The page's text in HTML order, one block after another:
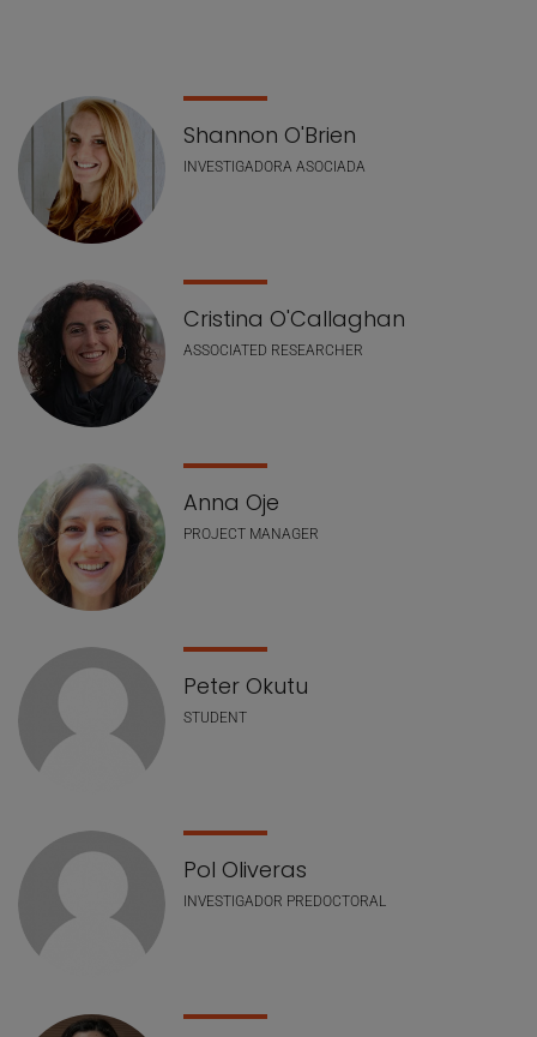
Lista de personal
Shannon O'Brien
INVESTIGADORA ASOCIADA
Cristina O'Callaghan
ASSOCIATED RESEARCHER
Anna Oje
PROJECT MANAGER
Peter Okutu
STUDENT
Pol Oliveras
INVESTIGADOR PREDOCTORAL